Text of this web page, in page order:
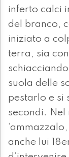
inferto calci
del branco,
iniziato a
terra, sia
suola delle
pestarlo e si
secondi. Nel
anche lui